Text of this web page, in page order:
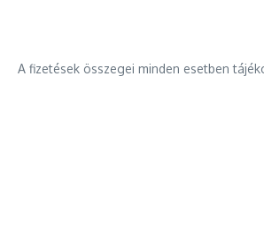
A fizetések összegei minden esetben